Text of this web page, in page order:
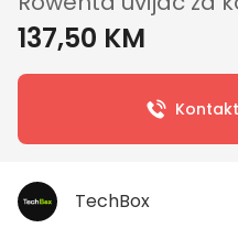
137,50 KM
TechBox